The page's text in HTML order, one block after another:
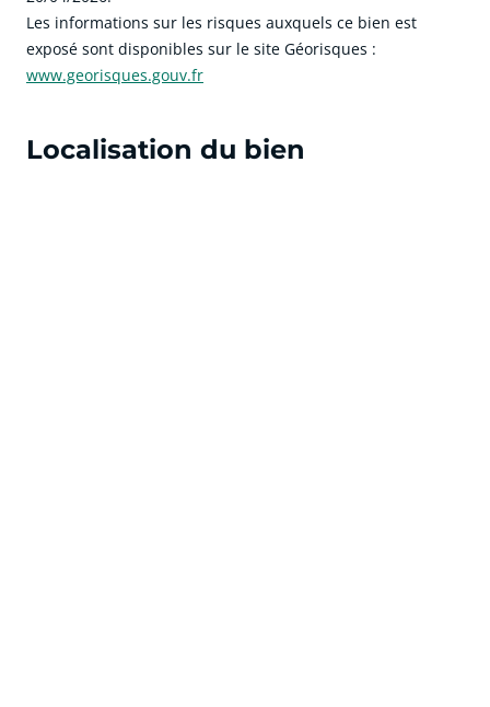
Les informations sur les risques auxquels ce bien est
exposé sont disponibles sur le site Géorisques :
www.georisques.gouv.fr
Localisation du bien